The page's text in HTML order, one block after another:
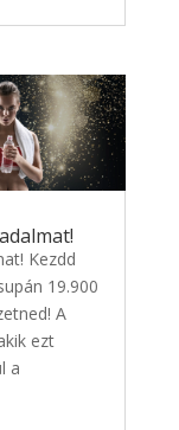
Kezdd
19.900
A
ezt
a